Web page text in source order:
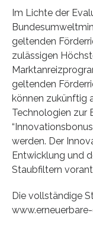
Im Lichte der
geltenden
zulässigen
geltenden
können zukünftig
Technologien zur
werden. Der
Entwicklung und
Staubfiltern
Die vollständige